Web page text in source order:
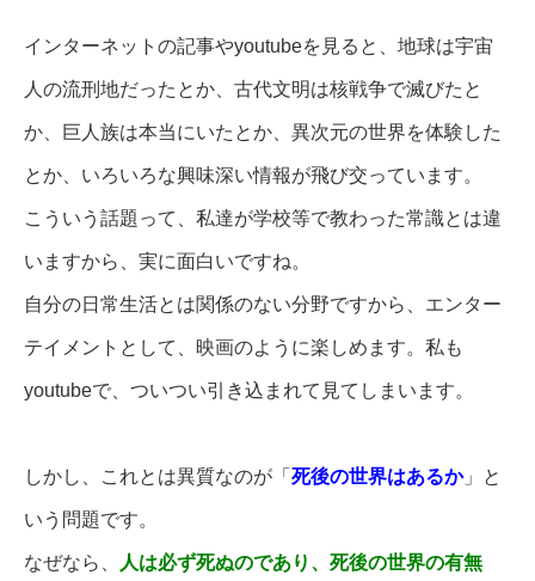
インターネットの記事やyoutubeを見ると、地球は宇宙
人の流刑地だったとか、古代文明は核戦争で滅びたと
か、巨人族は本当にいたとか、異次元の世界を体験した
とか、いろいろな興味深い情報が飛び交っています。
こういう話題って、私達が学校等で教わった常識とは違
いますから、実に面白いですね。
自分の日常生活とは関係のない分野ですから、エンター
テイメントとして、映画のように楽しめます。私も
youtubeで、ついつい引き込まれて見てしまいます。
しかし、これとは異質なのが「 死後の世界はあるか」と
いう問題です。
なぜなら、 人は必ず死ぬのであり、死後の世界の有無